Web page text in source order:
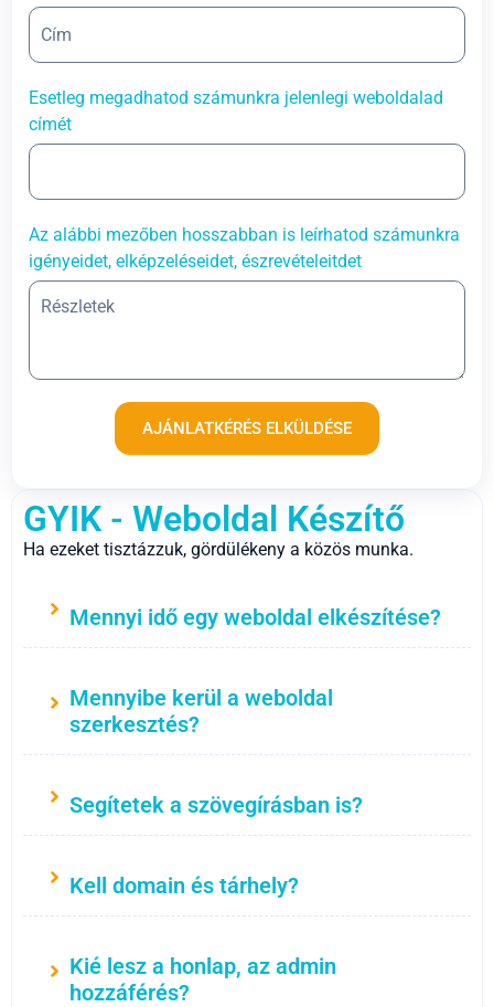
GYIK - Weboldal Készítő
Ha ezeket tisztázzuk, gördülékeny a közös munka.
Mennyi idő egy weboldal elkészítése?
Mennyibe kerül a weboldal
szerkesztés?
Segítetek a szövegírásban is?
Kell domain és tárhely?
Kié lesz a honlap, az admin
hozzáférés?
Esetleg megadhatod számunkra jelenlegi weboldalad
címét
Az alábbi mezőben hosszabban is leírhatod számunkra
igényeidet, elképzeléseidet, észrevételeitdet
AJÁNLATKÉRÉS ELKÜLDÉSE